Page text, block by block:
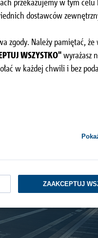
dostawców
zgody. Należy pamiętać, że
WSZYSTKO"wyrażasz
w każdej chwili i bez
ZAAKCEPTUJ